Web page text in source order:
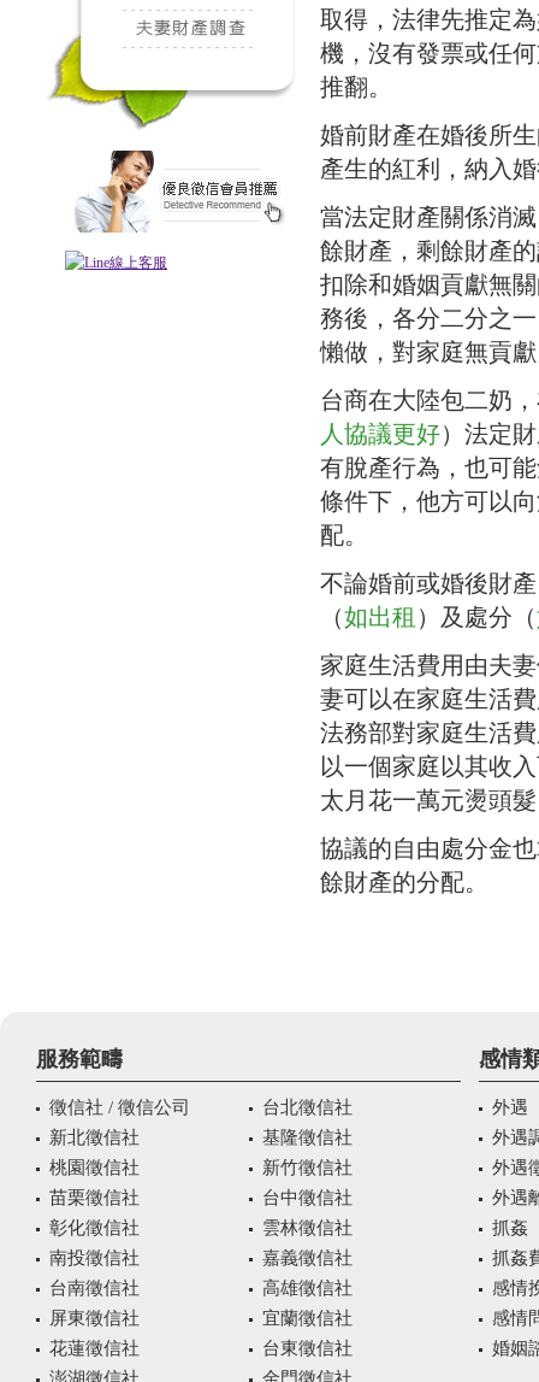
取得，法律先推定
機，沒有發票或任
推翻。
婚前財產在婚後所
產生的紅利，納入
當法定財產關係消
餘財產，剩餘財產
扣除和婚姻貢獻無
務後，各分二分之
懶做，對家庭無貢
台商在大陸包二奶
人協議更好）法定
有脫產行為，也可
條件下，他方可以
配。
不論婚前或婚後財
（如出租 ）及處分（
家庭生活費用由夫
妻可以在家庭生活
法務部對家庭生活
以一個家庭以其收
太月花一萬元燙頭
協議的自由處分金
餘財產的分配。
服務範疇
徵信社 / 徵信公司
台北徵信社
新北徵信社
基隆徵信社
桃園徵信社
新竹徵信社
苗栗徵信社
台中徵信社
彰化徵信社
雲林徵信社
南投徵信社
嘉義徵信社
台南徵信社
高雄徵信社
屏東徵信社
宜蘭徵信社
花蓮徵信社
台東徵信社
感情
外遇
外遇
外遇
外遇
抓姦
抓姦
感情
感情
婚姻